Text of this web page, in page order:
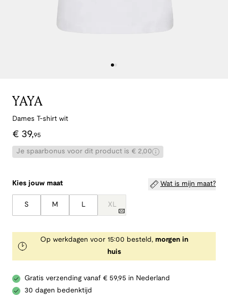
YAYA
Dames T-shirt wit
€ 39,95
Je spaarbonus voor dit product is € 2,00
Kies jouw maat Wat is mijn maat?
S M L XL
Op werkdagen voor 15:00 besteld, morgen in
huis
Gratis verzending vanaf € 59,95 in Nederland
30 dagen bedenktijd